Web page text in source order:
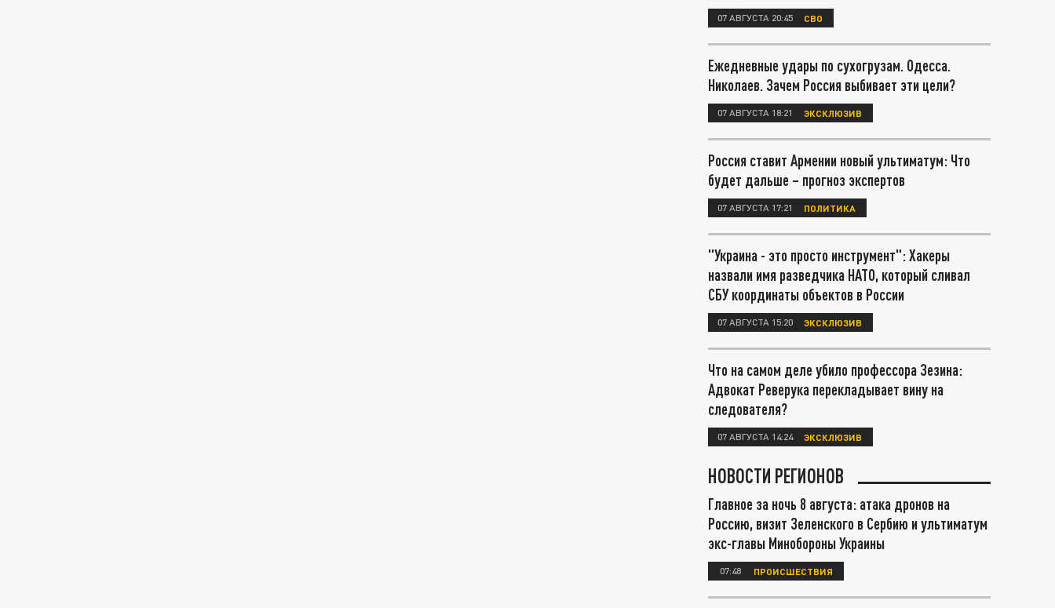
07 АВГУСТА 20:45 СВО
Ежедневные удары по сухогрузам. Одесса.
Николаев. Зачем Россия выбивает эти цели?
07 АВГУСТА 18:21 ЭКСКЛЮЗИВ
Россия ставит Армении новый ультиматум: Что
будет дальше – прогноз экспертов
07 АВГУСТА 17:21 ПОЛИТИКА
"Украина - это просто инструмент": Хакеры
назвали имя разведчика НАТО, который сливал
СБУ координаты объектов в России
07 АВГУСТА 15:20 ЭКСКЛЮЗИВ
Что на самом деле убило профессора Зезина:
Адвокат Реверука перекладывает вину на
следователя?
07 АВГУСТА 14:24 ЭКСКЛЮЗИВ
НОВОСТИ РЕГИОНОВ
Главное за ночь 8 августа: атака дронов на
Россию, визит Зеленского в Сербию и ультиматум
экс-главы Минобороны Украины
07:48 ПРОИСШЕСТВИЯ